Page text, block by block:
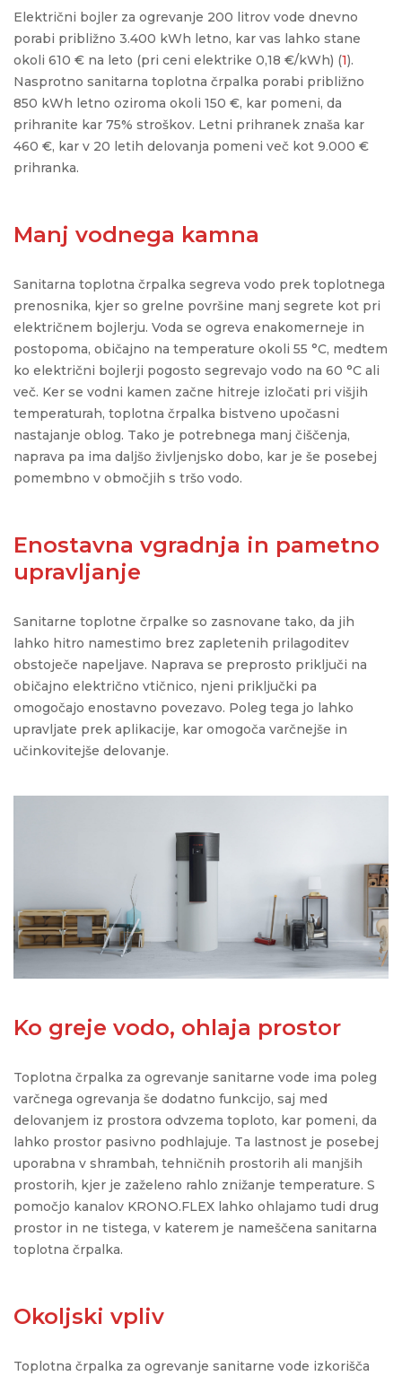
Električni bojler za ogrevanje 200 litrov vode dnevno
porabi približno 3.400 kWh letno, kar vas lahko stane
okoli 610 € na leto (pri ceni elektrike 0,18 €/kWh) (1).
Nasprotno sanitarna toplotna črpalka porabi približno
850 kWh letno oziroma okoli 150 €, kar pomeni, da
prihranite kar 75% stroškov. Letni prihranek znaša kar
460 €, kar v 20 letih delovanja pomeni več kot 9.000 €
prihranka.
Manj vodnega kamna
Sanitarna toplotna črpalka segreva vodo prek toplotnega
prenosnika, kjer so grelne površine manj segrete kot pri
električnem bojlerju. Voda se ogreva enakomerneje in
postopoma, običajno na temperature okoli 55 °C, medtem
ko električni bojlerji pogosto segrevajo vodo na 60 °C ali
več. Ker se vodni kamen začne hitreje izločati pri višjih
temperaturah, toplotna črpalka bistveno upočasni
nastajanje oblog. Tako je potrebnega manj čiščenja,
naprava pa ima daljšo življenjsko dobo, kar je še posebej
pomembno v območjih s tršo vodo.
Enostavna vgradnja in pametno
upravljanje
Sanitarne toplotne črpalke so zasnovane tako, da jih
lahko hitro namestimo brez zapletenih prilagoditev
obstoječe napeljave. Naprava se preprosto priključi na
običajno električno vtičnico, njeni priključki pa
omogočajo enostavno povezavo. Poleg tega jo lahko
upravljate prek aplikacije, kar omogoča varčnejše in
učinkovitejše delovanje.
Ko greje vodo, ohlaja prostor
Toplotna črpalka za ogrevanje sanitarne vode ima poleg
varčnega ogrevanja še dodatno funkcijo, saj med
delovanjem iz prostora odvzema toploto, kar pomeni, da
lahko prostor pasivno podhlajuje. Ta lastnost je posebej
uporabna v shrambah, tehničnih prostorih ali manjših
prostorih, kjer je zaželeno rahlo znižanje temperature. S
pomočjo kanalov KRONO.FLEX lahko ohlajamo tudi drug
prostor in ne tistega, v katerem je nameščena sanitarna
toplotna črpalka.
Okoljski vpliv
Toplotna črpalka za ogrevanje sanitarne vode izkorišča